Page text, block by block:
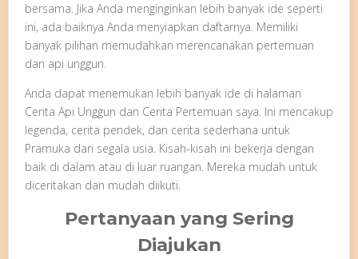
bersama. Jika Anda menginginkan lebih banyak ide seperti
ini, ada baiknya Anda menyiapkan daftarnya. Memiliki
banyak pilihan memudahkan merencanakan pertemuan
dan api unggun.
Anda dapat menemukan lebih banyak ide di halaman
Cerita Api Unggun dan Cerita Pertemuan saya. Ini mencakup
legenda, cerita pendek, dan cerita sederhana untuk
Pramuka dari segala usia. Kisah-kisah ini bekerja dengan
baik di dalam atau di luar ruangan. Mereka mudah untuk
diceritakan dan mudah diikuti.
Pertanyaan yang Sering
Diajukan